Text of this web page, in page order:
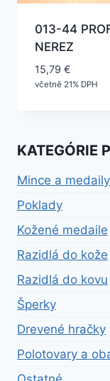
013-44
NEREZ
15,79 €
včetně 21% DPH
KATEGÓRIE
Mince a medaily
Poklady
Kožené medaile
Razidlá do kože
Razidlá do kovu
Šperky
Drevené hračky
Polotovary a